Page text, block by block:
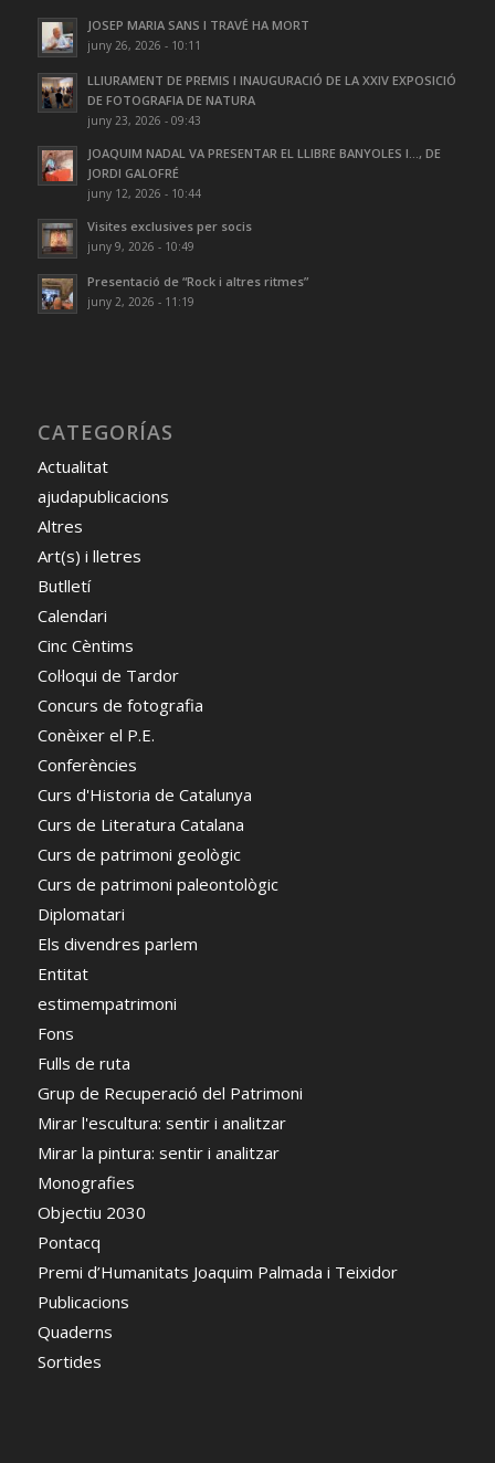
JOSEP MARIA SANS I TRAVÉ HA MORT
juny 26, 2026 - 10:11
LLIURAMENT DE PREMIS I INAUGURACIÓ DE LA XXIV EXPOSICIÓ
DE FOTOGRAFIA DE NATURA
juny 23, 2026 - 09:43
JOAQUIM NADAL VA PRESENTAR EL LLIBRE BANYOLES I…, DE
JORDI GALOFRÉ
juny 12, 2026 - 10:44
Visites exclusives per socis
juny 9, 2026 - 10:49
Presentació de “Rock i altres ritmes”
juny 2, 2026 - 11:19
CATEGORÍAS
Actualitat
ajudapublicacions
Altres
Art(s) i lletres
Butlletí
Calendari
Cinc Cèntims
Col·loqui de Tardor
Concurs de fotografia
Conèixer el P.E.
Conferències
Curs d'Historia de Catalunya
Curs de Literatura Catalana
Curs de patrimoni geològic
Curs de patrimoni paleontològic
Diplomatari
Els divendres parlem
Entitat
estimempatrimoni
Fons
Fulls de ruta
Grup de Recuperació del Patrimoni
Mirar l'escultura: sentir i analitzar
Mirar la pintura: sentir i analitzar
Monografies
Objectiu 2030
Pontacq
Premi d’Humanitats Joaquim Palmada i Teixidor
Publicacions
Quaderns
Sortides